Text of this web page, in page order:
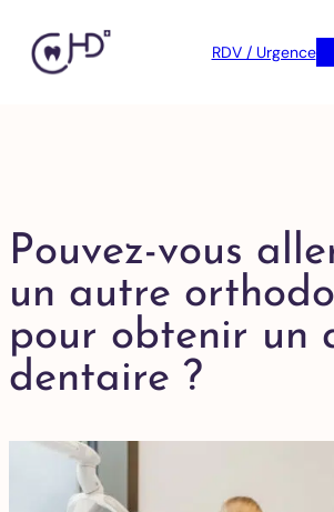
RDV / Urgence
Pouvez-vous
un autre
pour obtenir un
dentaire ?